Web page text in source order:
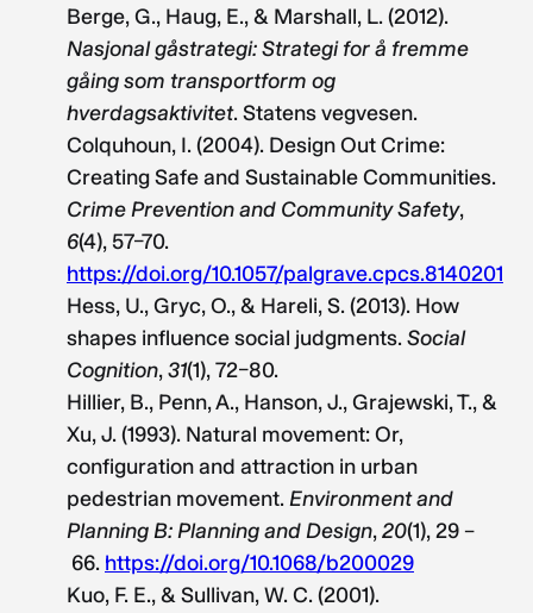
Berge, G., Haug, E., & Marshall, L. (2012).
Nasjonal gåstrategi: Strategi for å fremme
gåing som transportform og
hverdagsaktivitet. Statens vegvesen.
Colquhoun, I. (2004). Design Out Crime:
Creating Safe and Sustainable Communities.
Crime Prevention and Community Safety,
6(4), 57–70.
https://doi.org/10.1057/palgrave.cpcs.8140201
Hess, U., Gryc, O., & Hareli, S. (2013). How
shapes influence social judgments.Social
Cognition,31(1), 72–80.
Hillier, B., Penn, A., Hanson, J., Grajewski, T., &
Xu, J. (1993). Natural movement: Or,
configuration and attraction in urban
pedestrian movement.Environment and
Planning B: Planning and Design,20(1), 29 –
66. https://doi.org/10.1068/b200029
Kuo, F. E., & Sullivan, W. C. (2001).